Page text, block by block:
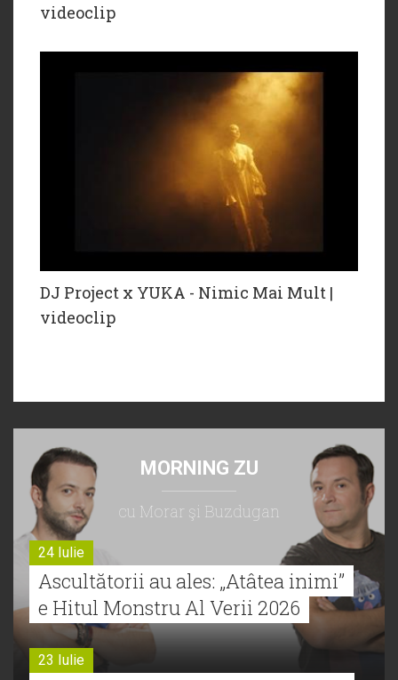
videoclip
DJ Project x YUKA - Nimic Mai Mult |
videoclip
MORNING ZU
cu Morar şi Buzdugan
24 Iulie
Ascultătorii au ales: „Atâtea inimi”
e Hitul Monstru Al Verii 2026
23 Iulie